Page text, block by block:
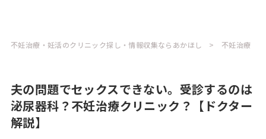
不妊治療・妊活のクリニック探し・情報収集ならあかほし 不妊治療
夫の問題でセックスできない。受診するのは
泌尿器科？不妊治療クリニック？【ドクター
解説】